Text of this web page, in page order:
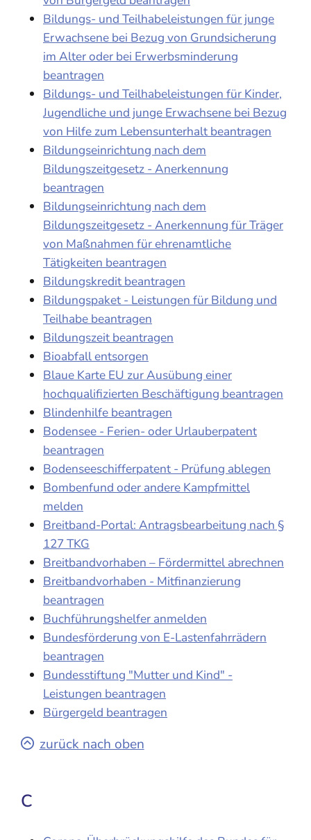
Bildungs- und Teilhabeleistungen für junge
Erwachsene bei Bezug von Grundsicherung
im Alter oder bei Erwerbsminderung
beantragen
Bildungs- und Teilhabeleistungen für Kinder,
Jugendliche und junge Erwachsene bei Bezug
von Hilfe zum Lebensunterhalt beantragen
Bildungseinrichtung nach dem
Bildungszeitgesetz - Anerkennung
beantragen
Bildungseinrichtung nach dem
Bildungszeitgesetz - Anerkennung für Träger
von Maßnahmen für ehrenamtliche
Tätigkeiten beantragen
Bildungskredit beantragen
Bildungspaket - Leistungen für Bildung und
Teilhabe beantragen
Bildungszeit beantragen
Bioabfall entsorgen
Blaue Karte EU zur Ausübung einer
hochqualifizierten Beschäftigung beantragen
Blindenhilfe beantragen
Bodensee - Ferien- oder Urlauberpatent
beantragen
Bodenseeschifferpatent - Prüfung ablegen
Bombenfund oder andere Kampfmittel
melden
Breitband-Portal: Antragsbearbeitung nach §
127 TKG
Breitbandvorhaben – Fördermittel abrechnen
Breitbandvorhaben - Mitfinanzierung
beantragen
Buchführungshelfer anmelden
Bundesförderung von E-Lastenfahrrädern
beantragen
Bundesstiftung "Mutter und Kind" -
Leistungen beantragen
Bürgergeld beantragen
zurück nach oben
C